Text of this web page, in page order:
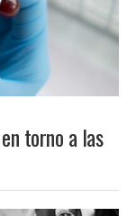
torno a las